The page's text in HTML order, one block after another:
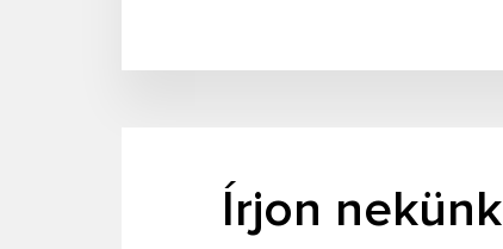
Írjon nekünk